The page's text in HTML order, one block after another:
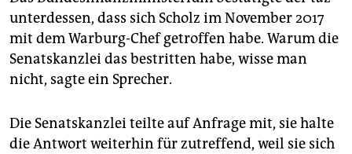
unterdessen, dass sich Scholz im November 2017
mit dem Warburg-Chef getroffen habe. Warum die
Senatskanzlei das bestritten habe, wisse man
nicht, sagte ein Sprecher.
Die Senatskanzlei teilte auf Anfrage mit, sie halte
die Antwort weiterhin für zutreffend, weil sie sich